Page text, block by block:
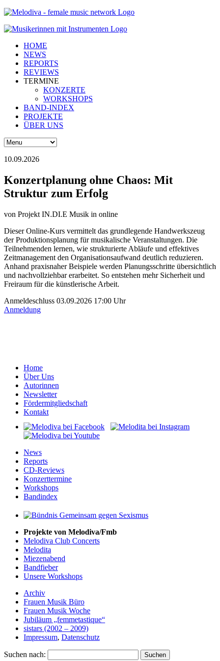
HOME
NEWS
REPORTS
REVIEWS
TERMINE
KONZERTE
WORKSHOPS
BAND-INDEX
PROJEKTE
ÜBER UNS
10.09.2026
Konzertplanung ohne Chaos: Mit
Struktur zum Erfolg
von Projekt IN.DI.E Musik in online
Dieser Online-Kurs vermittelt das grundlegende Handwerkszeug
der Produktionsplanung für musikalische Veranstaltungen. Die
Teilnehmenden lernen, wie strukturierte Abläufe und effektives
Zeitmanagement den Organisationsaufwand deutlich reduzieren.
Anhand praxisnaher Beispiele werden Planungsschritte übersichtlich
und nachvollziehbar erarbeitet. So entstehen mehr Sicherheit und
Freiraum für die künstlerische Arbeit.
Anmeldeschluss 03.09.2026 17:00 Uhr
Anmeldung
Home
Über Uns
Autorinnen
Newsletter
Fördermitgliedschaft
Kontakt
News
Reports
CD-Reviews
Konzerttermine
Workshops
Bandindex
Projekte von Melodiva/Fmb
Melodiva Club Concerts
Melodita
Miezenabend
Bandfieber
Unsere Workshops
Archiv
Frauen Musik Büro
Frauen Musik Woche
Jubiläum „femmetastique“
sistars (2002 – 2009)
Impressum, Datenschutz
Suchen nach: